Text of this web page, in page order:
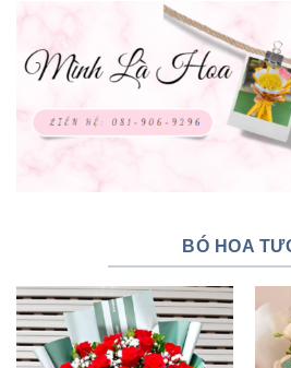
BÓ HOA